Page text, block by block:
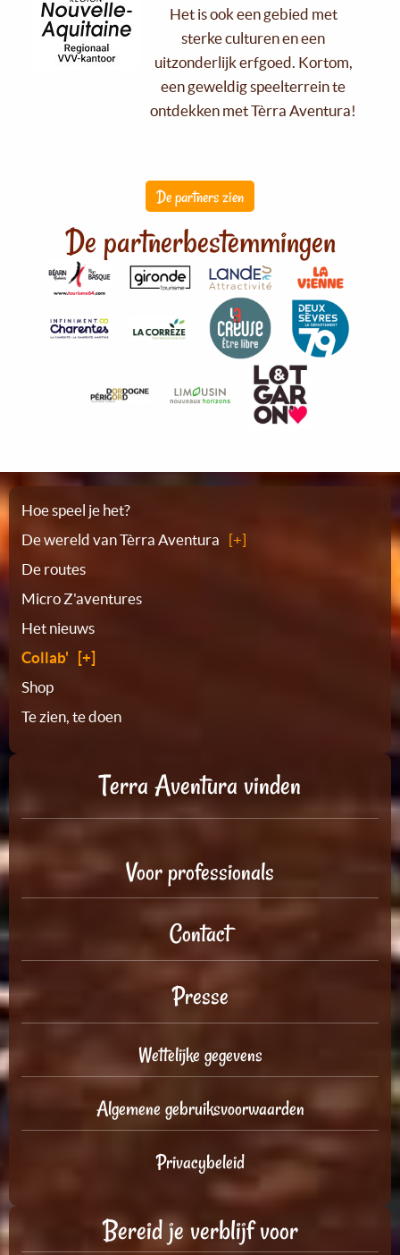
Het is ook een gebied met
sterke culturen en een
uitzonderlijk erfgoed. Kortom,
een geweldig speelterrein te
ontdekken met Tèrra Aventura!
De partners zien
De partnerbestemmingen
Plattegrond
Hoe speel je het?
De wereld van Tèrra Aventura
De routes
Micro Z'aventures
Het nieuws
Collab'
Shop
Te zien, te doen
Terra Aventura vinden
Voor professionals
Contact
Presse
Wettelijke gegevens
Algemene gebruiksvoorwaarden
Privacybeleid
Bereid je verblijf voor